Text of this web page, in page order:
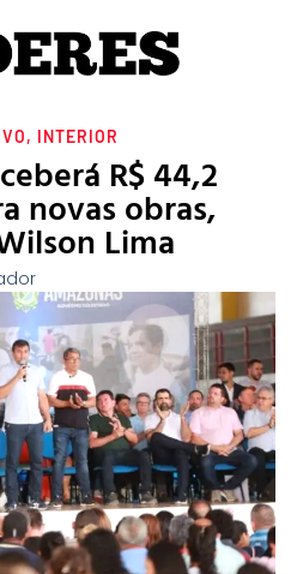
, INTERIOR
R$ 44,2
novas obras,
Lima